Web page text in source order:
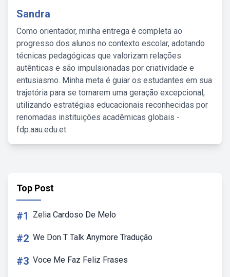
Sandra
Como orientador, minha entrega é completa ao
progresso dos alunos no contexto escolar, adotando
técnicas pedagógicas que valorizam relações
autênticas e são impulsionadas por criatividade e
entusiasmo. Minha meta é guiar os estudantes em sua
trajetória para se tornarem uma geração excepcional,
utilizando estratégias educacionais reconhecidas por
renomadas instituições acadêmicas globais -
fdp.aau.edu.et.
Top Post
#1 Zelia Cardoso De Melo
#2 We Don T Talk Anymore Tradução
#3 Voce Me Faz Feliz Frases